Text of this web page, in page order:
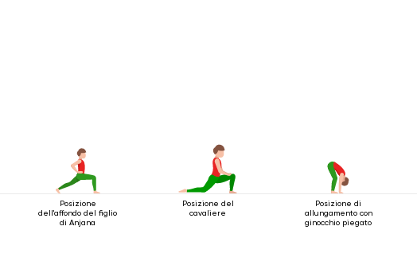
Posizione
dell'affondo del figlio
di Anjana
Posizione del
cavaliere
Posizione di
allungamento con
ginocchio piegato